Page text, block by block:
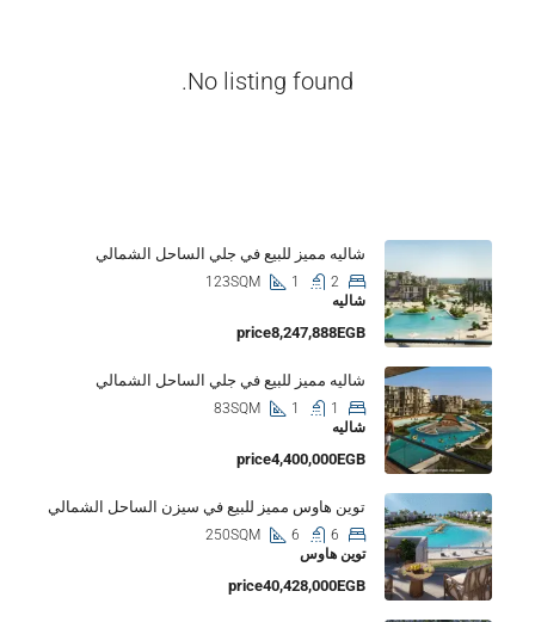
No listing found.
شاليه مميز للبيع في جلي الساحل الشمالي
2
1
123SQM
شاليه
price8,247,888EGB
شاليه مميز للبيع في جلي الساحل الشمالي
1
1
83SQM
شاليه
price4,400,000EGB
توين هاوس مميز للبيع في سيزن الساحل الشمالي
6
6
250SQM
توين هاوس
price40,428,000EGB